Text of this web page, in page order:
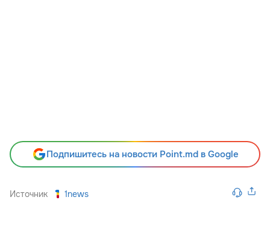
Подпишитесь на новости Point.md в Google
Источник 1news